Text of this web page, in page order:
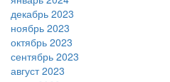
декабрь 2023
ноябрь 2023
октябрь 2023
сентябрь 2023
август 2023